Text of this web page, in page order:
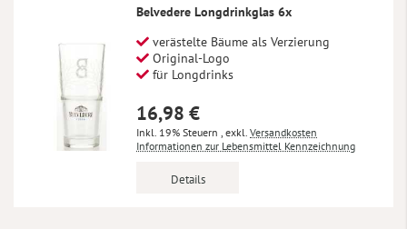
Belvedere Longdrinkglas 6x
verästelte Bäume als Verzierung
Original-Logo
für Longdrinks
16,98 €
Inkl. 19% Steuern exkl. Versandkosten
Informationen zur Lebensmittel Kennzeichnung
Details